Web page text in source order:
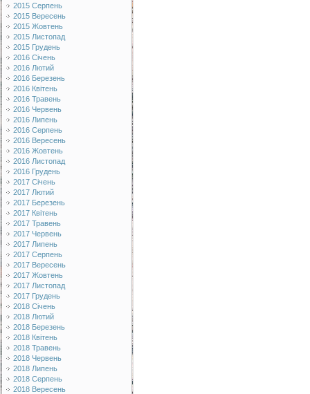
2015 Серпень
2015 Вересень
2015 Жовтень
2015 Листопад
2015 Грудень
2016 Січень
2016 Лютий
2016 Березень
2016 Квітень
2016 Травень
2016 Червень
2016 Липень
2016 Серпень
2016 Вересень
2016 Жовтень
2016 Листопад
2016 Грудень
2017 Січень
2017 Лютий
2017 Березень
2017 Квітень
2017 Травень
2017 Червень
2017 Липень
2017 Серпень
2017 Вересень
2017 Жовтень
2017 Листопад
2017 Грудень
2018 Січень
2018 Лютий
2018 Березень
2018 Квітень
2018 Травень
2018 Червень
2018 Липень
2018 Серпень
2018 Вересень